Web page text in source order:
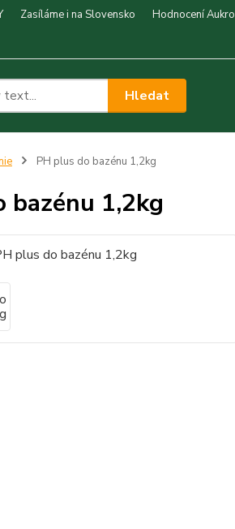
Zasíláme i na Slovensko
Hodnocení Aukro
Hledat
PH plus do bazénu 1,2kg
bazénu 1,2kg